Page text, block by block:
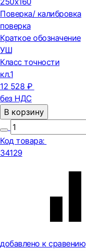
Поверка/ калибровка
поверка
Краткое обозначение
УШ
Класс точности
кл.1
12 528 ₽
без НДС
В корзину
Код товара:
34129
добавлено к сравению